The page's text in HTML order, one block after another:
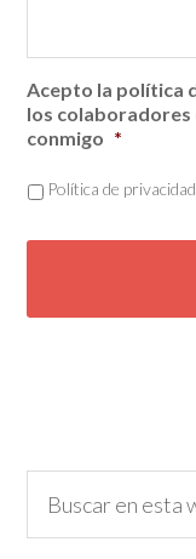
Acepto la política
los
conmigo *
Política de